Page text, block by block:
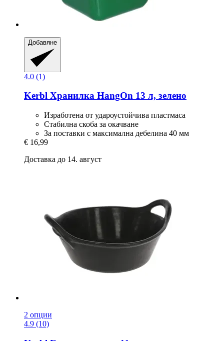
Добавяне
4.0 (1)
Kerbl Хранилка HangOn 13 л, зелено
Изработена от удароустойчива пластмаса
Стабилна скоба за окачване
За поставки с максимална дебелина 40 мм
€ 16,99
Доставка до 14. август
2 опции
4.9 (10)